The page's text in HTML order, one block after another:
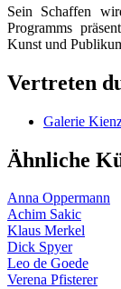
Sein Schaffen
Programms
Kunst und
Vertreten
Galerie
Ähnliche
Anna Oppermann
Achim Sakic
Klaus Merkel
Dick Spyer
Leo de Goede
Verena Pfisterer